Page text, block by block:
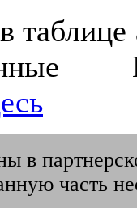
в
часть